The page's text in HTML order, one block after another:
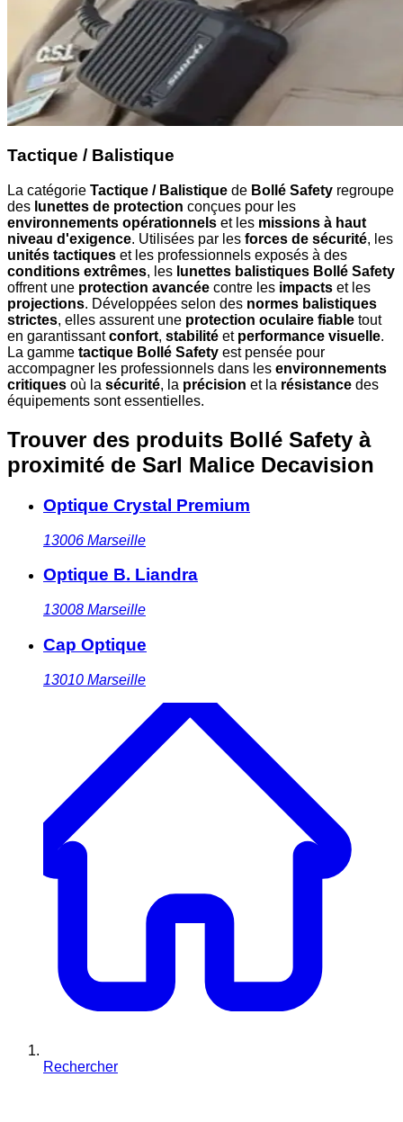
Tactique / Balistique
La catégorie Tactique / Balistique de Bollé Safety regroupe
des lunettes de protection conçues pour les
environnements opérationnels et les missions à haut
niveau d'exigence. Utilisées par les forces de sécurité, les
unités tactiques et les professionnels exposés à des
conditions extrêmes, les lunettes balistiques Bollé Safety
offrent une protection avancée contre les impacts et les
projections. Développées selon des normes balistiques
strictes, elles assurent une protection oculaire fiable tout
en garantissantconfort, stabilité et performance visuelle.
La gamme tactique Bollé Safety est pensée pour
accompagner les professionnels dans les environnements
critiques où la sécurité, la précision et la résistance des
équipements sont essentielles.
Trouver des produits Bollé Safety à
proximité de Sarl Malice Decavision
Optique Crystal Premium
13006 Marseille
Optique B. Liandra
13008 Marseille
Cap Optique
13010 Marseille
Rechercher